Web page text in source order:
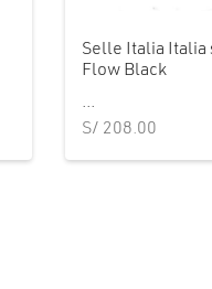
Selle Italia
Flow Black
...
S/ 208.00